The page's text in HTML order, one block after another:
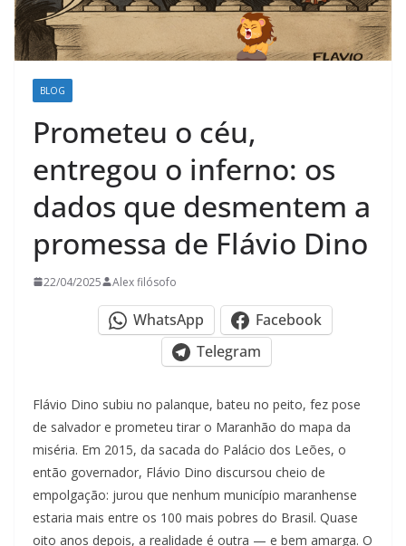
BLOG
Prometeu o céu,
entregou o inferno: os
dados que desmentem a
promessa de Flávio Dino
22/04/2025 Alex filósofo
WhatsApp
Facebook
Telegram
Flávio Dino subiu no palanque, bateu no peito, fez pose
de salvador e prometeu tirar o Maranhão do mapa da
miséria. Em 2015, da sacada do Palácio dos Leões, o
então governador, Flávio Dino discursou cheio de
empolgação: jurou que nenhum município maranhense
estaria mais entre os 100 mais pobres do Brasil. Quase
oito anos depois, a realidade é outra — e bem amarga. O